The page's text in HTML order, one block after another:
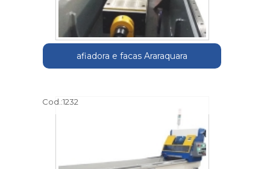
afiadora e facas Araraquara
Cod.:1232